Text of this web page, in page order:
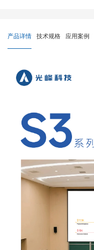
产品详情 技术规格 应用案例